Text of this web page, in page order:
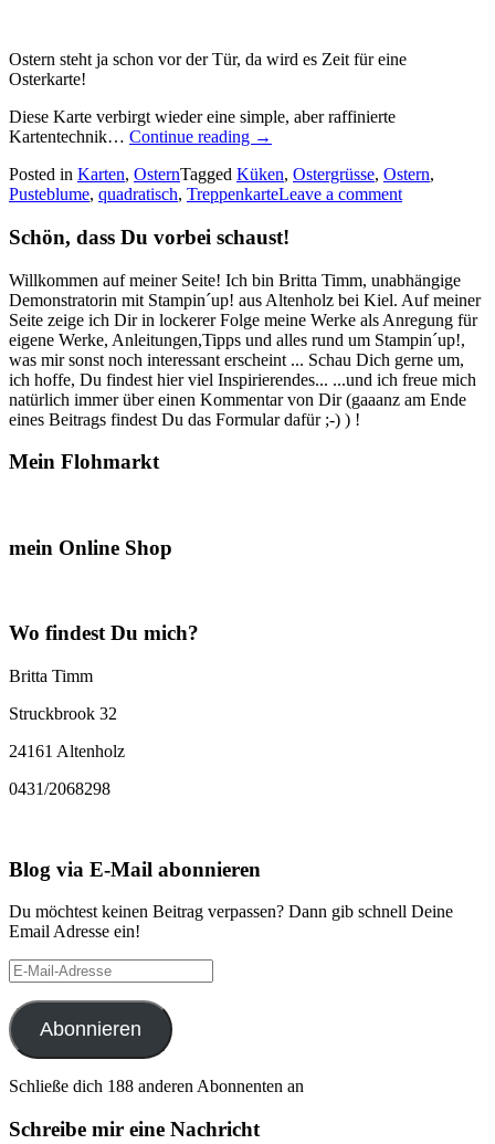
Ostern steht ja schon vor der Tür, da wird es Zeit für eine
Osterkarte!
Diese Karte verbirgt wieder eine simple, aber raffinierte
Kartentechnik… Continue reading „Ostergrüsse:
Treppenkarte
mit
putzigen
→
Posted in Karten, OsternTagged Küken, Ostergrüsse, Ostern,
Pusteblume, quadratisch, TreppenkarteLeave a comment
Schön, dass Du vorbei schaust!
Willkommen auf meiner Seite! Ich bin Britta Timm, unabhängige
Demonstratorin mit Stampin´up! aus Altenholz bei Kiel. Auf meiner
Seite zeige ich Dir in lockerer Folge meine Werke als Anregung für
eigene Werke, Anleitungen,Tipps und alles rund um Stampin´up!,
was mir sonst noch interessant erscheint ... Schau Dich gerne um,
ich hoffe, Du findest hier viel Inspirierendes... ...und ich freue mich
natürlich immer über einen Kommentar von Dir (gaaanz am Ende
eines Beitrags findest Du das Formular dafür ;-) ) !
Mein Flohmarkt
mein Online Shop
Wo findest Du mich?
Britta Timm
Struckbrook 32
24161 Altenholz
0431/2068298
Blog via E-Mail abonnieren
Du möchtest keinen Beitrag verpassen? Dann gib schnell Deine
Email Adresse ein!
E-
Mail-
Adresse
Abonnieren
Schließe dich 188 anderen Abonnenten an
Schreibe mir eine Nachricht